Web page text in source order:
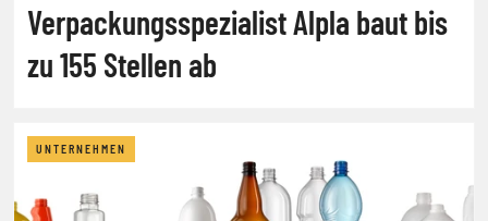
Verpackungsspezialist Alpla baut bis
zu 155 Stellen ab
UNTERNEHMEN